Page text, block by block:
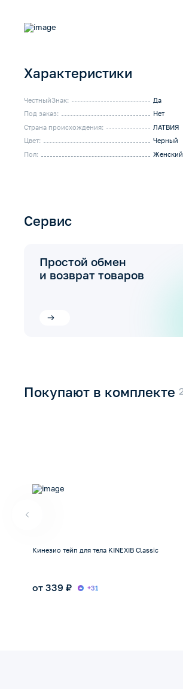
Характеристики
ЧестныйЗнак:
Да
Под заказ:
Нет
Страна происхождения:
ЛАТВИЯ
Цвет:
Черный
Пол:
Женский
Сервис
Простой обмен
и возврат товаров
Покупают в комплекте
Кинезио тейп для тела KINEXIB Classic
от 339 ₽ +31